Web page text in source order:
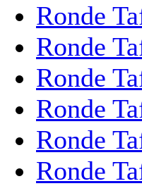
Ronde
Ronde
Ronde
Ronde
Ronde
Ronde